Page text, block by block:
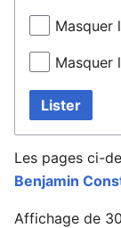
Masquer
Masquer
Lister
Les pages ci-
Benjamin
Affichage de